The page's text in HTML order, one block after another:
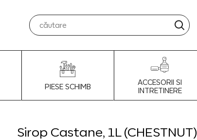
PIESE SCHIMB
ACCESORII SI
INTRETINERE
Sirop Castane, 1L (CHESTNUT)